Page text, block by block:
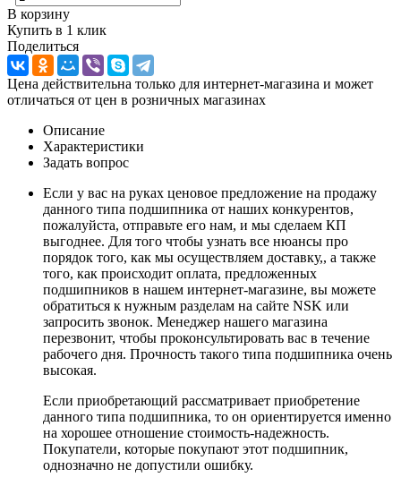
В корзину
Купить в 1 клик
Поделиться
Цена действительна только для интернет-магазина и может
отличаться от цен в розничных магазинах
Описание
Характеристики
Задать вопрос
Если у вас на руках ценовое предложение на продажу
данного типа подшипника от наших конкурентов,
пожалуйста, отправьте его нам, и мы сделаем КП
выгоднее. Для того чтобы узнать все нюансы про
порядок того, как мы осуществляем доставку,, а также
того, как происходит оплата, предложенных
подшипников в нашем интернет-магазине, вы можете
обратиться к нужным разделам на сайте NSK или
запросить звонок. Менеджер нашего магазина
перезвонит, чтобы проконсультировать вас в течение
рабочего дня. Прочность такого типа подшипника очень
высокая.
Если приобретающий рассматривает приобретение
данного типа подшипника, то он ориентируется именно
на хорошее отношение стоимость-надежность.
Покупатели, которые покупают этот подшипник,
однозначно не допустили ошибку.